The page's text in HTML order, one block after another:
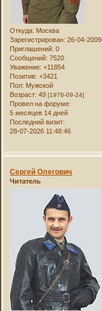
Откуда: Москва
Зарегистрирован: 26-04-2009
Приглашений: 0
Сообщений: 7520
Уважение: +11854
Позитив: +3421
Пол: Мужской
Возраст: 49[1976-09-24]
Провел на форуме:
5 месяцев 14 дней
Последний визит:
28-07-2026 11:48:46
Сергей Олегович
Читатель